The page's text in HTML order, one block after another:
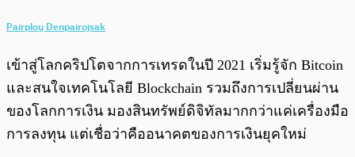
Pairploy Denpairojsak
เข้าสู่โลกคริปโตจากการเทรดในปี 2021 เริ่มรู้จัก Bitcoin
และสนใจเทคโนโลยี Blockchain รวมถึงการเปลี่ยนผ่าน
ของโลกการเงิน มองสินทรัพย์ดิจิทัลมากกว่าแค่เครื่องมือ
การลงทุน แต่เชื่อว่าคืออนาคตของการเงินยุคใหม่